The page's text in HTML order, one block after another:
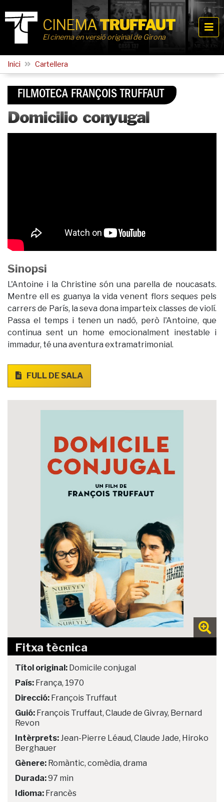
CINEMATRUFFAUT
El cinema en versió original de Girona
Inici Cartellera
FILMOTECA FRANÇOIS TRUFFAUT
Domicilio conyugal
Sinopsi
L'Antoine i la Christine són una parella de noucasats.
Mentre ell es guanya la vida venent flors seques pels
carrers de París, la seva dona imparteix classes de violí.
Passa el temps i tenen un nadó, però l'Antoine, que
continua sent un home emocionalment inestable i
immadur, té una aventura extramatrimonial.
FULL DE SALA
Fitxa tècnica
Títol original: Domicile conjugal
País: França, 1970
Direcció: François Truffaut
Guió: François Truffaut, Claude de Givray, Bernard
Revon
Intèrprets: Jean-Pierre Léaud, Claude Jade, Hiroko
Berghauer
Gènere: Romàntic, comèdia, drama
Durada:97 min
Idioma: Francès